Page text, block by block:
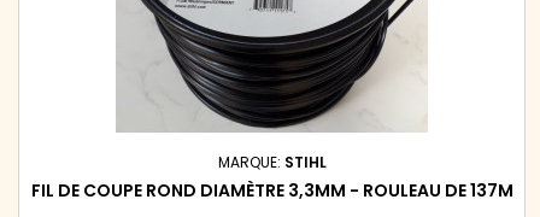
MARQUE: STIHL
FIL DE COUPE ROND DIAMÈTRE 3,3MM - ROULEAU DE 137M